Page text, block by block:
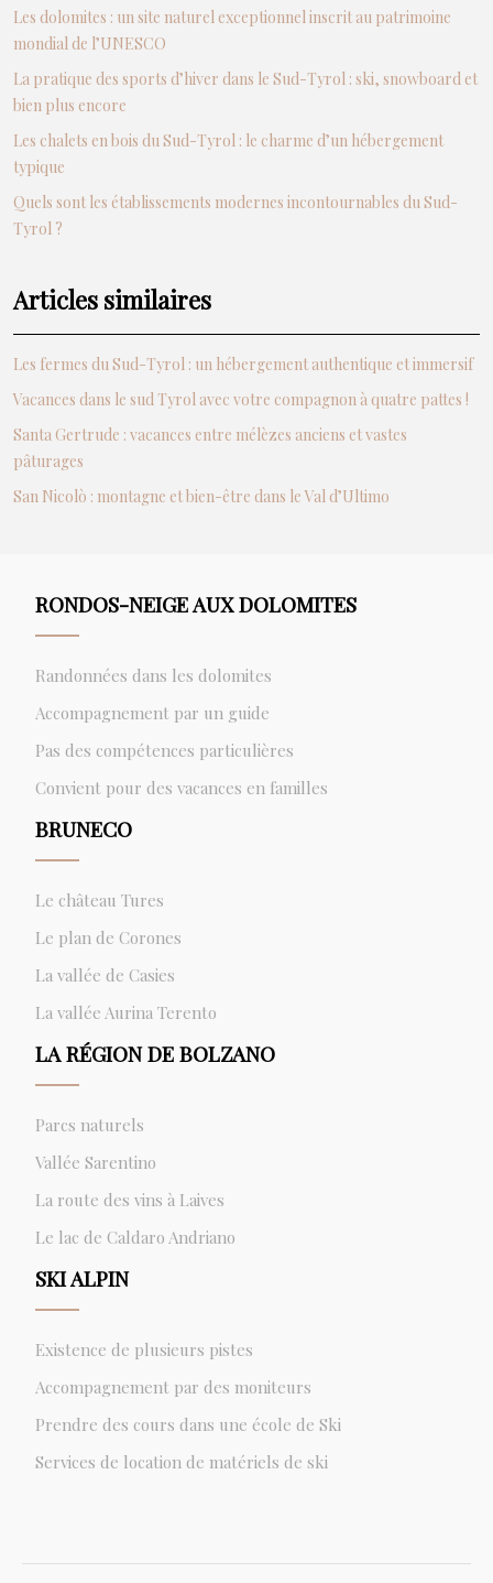
Les dolomites : un site naturel exceptionnel inscrit au patrimoine
mondial de l’UNESCO
La pratique des sports d’hiver dans le Sud-Tyrol : ski, snowboard et
bien plus encore
Les chalets en bois du Sud-Tyrol : le charme d’un hébergement
typique
Quels sont les établissements modernes incontournables du Sud-
Tyrol ?
Articles similaires
Les fermes du Sud-Tyrol : un hébergement authentique et immersif
Vacances dans le sud Tyrol avec votre compagnon à quatre pattes !
Santa Gertrude : vacances entre mélèzes anciens et vastes
pâturages
San Nicolò : montagne et bien-être dans le Val d’Ultimo
RONDOS-NEIGE AUX DOLOMITES
Randonnées dans les dolomites
Accompagnement par un guide
Pas des compétences particulières
Convient pour des vacances en familles
BRUNECO
Le château Tures
Le plan de Corones
La vallée de Casies
La vallée Aurina Terento
LA RÉGION DE BOLZANO
Parcs naturels
Vallée Sarentino
La route des vins à Laives
Le lac de Caldaro Andriano
SKI ALPIN
Existence de plusieurs pistes
Accompagnement par des moniteurs
Prendre des cours dans une école de Ski
Services de location de matériels de ski